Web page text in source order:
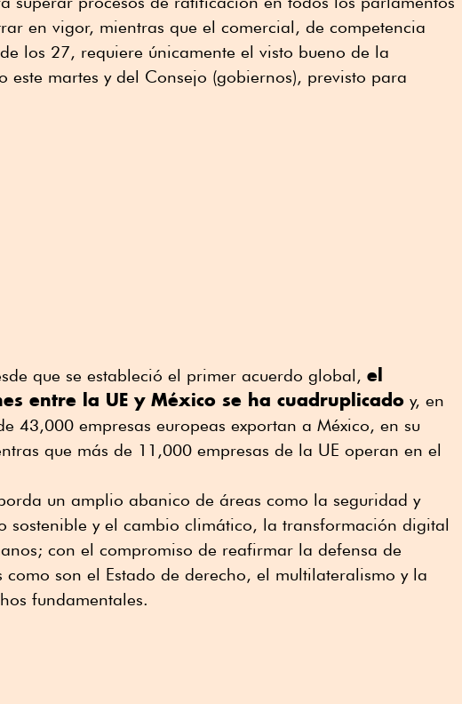
en vigor, mientras que el comercial, de competencia
los 27, requiere únicamente el visto bueno de la
este martes y del Consejo (gobiernos), previsto para
que se estableció el primer acuerdo global, el
entre la UE y México se ha cuadruplicado y, en
43,000 empresas europeas exportan a México, en su
que más de 11,000 empresas de la UE operan en el
un amplio abanico de áreas como la seguridad y
sostenible y el cambio climático, la transformación digital
con el compromiso de reafirmar la defensa de
como son el Estado de derecho, el multilateralismo y la
fundamentales.